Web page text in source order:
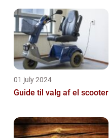
01 july 2024
Guide til valg af el scooter